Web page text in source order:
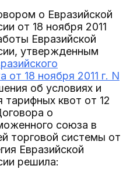
о Евразийской
от 18 ноября 2011
Евразийской
утвержденным
от 18 ноября 2011 г. N
об условиях и
тарифных квот от 12
о
союза в
торговой системы от
Евразийской
решила: